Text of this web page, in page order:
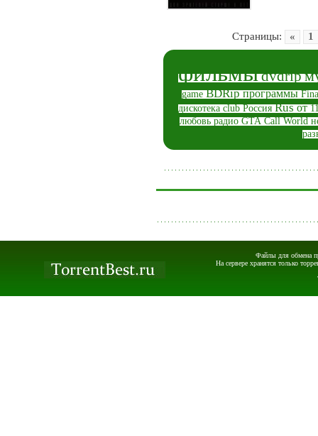
Страницы: « 1
фильмыdvdrip
game BDRip программы
дискотека club Россия Rus от
любовь радио GTA Call World
Файлы для обмена
На сервере хранятся только